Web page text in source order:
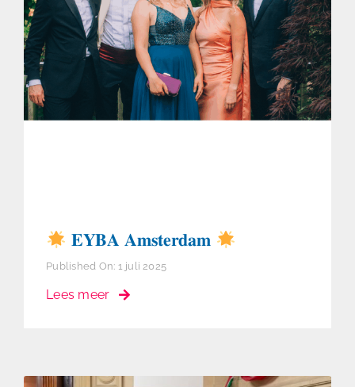
𝐄𝐘𝐁𝐀 𝐀𝐦𝐬𝐭𝐞𝐫𝐝𝐚𝐦
𝐄𝐘𝐁𝐀 𝐀𝐦𝐬𝐭𝐞𝐫𝐝𝐚𝐦
Published On: 1 juli 2025
Lees meer